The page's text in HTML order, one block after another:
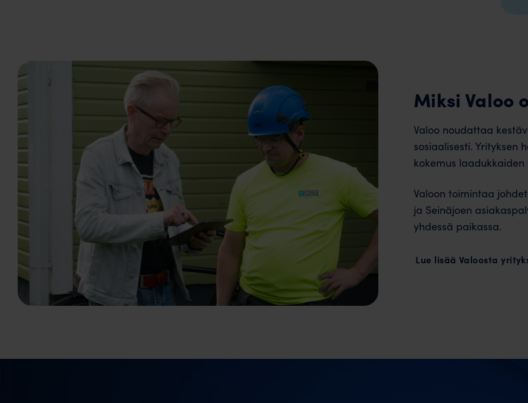
Miksi Valoo
Valoo noudattaa
sosiaalisesti​​​. Yrityksen
kokemus
Valoon toimintaa
ja Seinäjoen
yhdessä paikassa.
Lue lisää Valoosta